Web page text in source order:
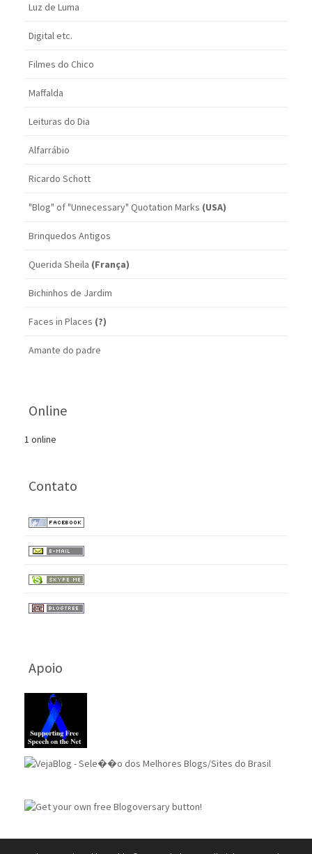
Luz de Luma
Digital etc.
Filmes do Chico
Maffalda
Leituras do Dia
Alfarrábio
Ricardo Schott
"Blog" of "Unnecessary" Quotation Marks (USA)
Brinquedos Antigos
Querida Sheila (França)
Bichinhos de Jardim
Faces in Places (?)
Amante do padre
Online
1 online
Contato
Apoio